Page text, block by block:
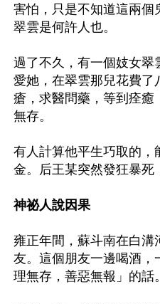
害怕，只是不知道這兩個
翠雲是何許人也。
過了不久，有一個妓女翠
愛她，在翠雲那兒花費了
瘡，求醫問藥，等到痊癒
無存。
有人計算他平生巧取的，
金。后王某突然發狂暴死
神祕人說因果
雍正年間，蘇斗南在白溝
友。這個朋友一邊喝酒，
理無存，善惡無報」的話。